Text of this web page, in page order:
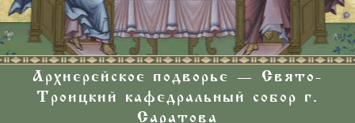
Архиерейское подворье — Свято-
Троицкий кафедральный собор г.
Саратова